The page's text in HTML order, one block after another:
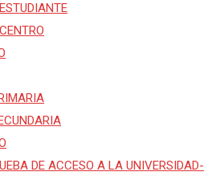
DE ACCESO A LA UNIVERSIDAD-